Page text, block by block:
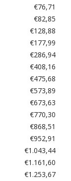
€76,71
€82,85
€128,88
€177,99
€286,94
€408,16
€475,68
€573,89
€673,63
€770,30
€868,51
€952,91
€1.043,44
€1.161,60
€1.253,67